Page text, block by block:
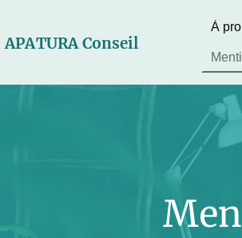
APATURA Conseil
À